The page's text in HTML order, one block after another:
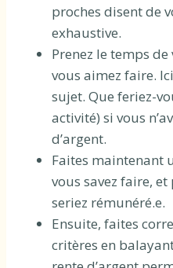
proches disent de
exhaustive.
Prenez le temps
vous aimez faire.
sujet. Que feriez-
activité) si vous
d’argent.
Faites maintenant
vous savez faire,
seriez rémunéré.e.
Ensuite, faites
critères en